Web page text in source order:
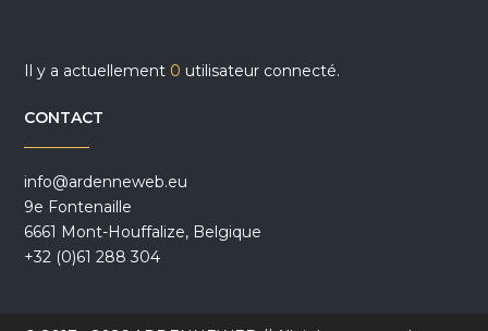
Il y a actuellement 0 utilisateur connecté.
CONTACT
info@ardenneweb.eu
9e Fontenaille
6661 Mont-Houffalize, Belgique
+32 (0)61 288 304